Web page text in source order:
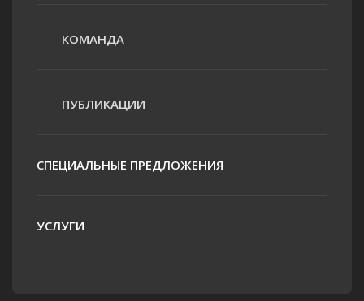
КОМАНДА
ПУБЛИКАЦИИ
СПЕЦИАЛЬНЫЕ ПРЕДЛОЖЕНИЯ
УСЛУГИ